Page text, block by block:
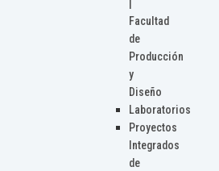
Facultad
de
Producción
y
Diseño
Laboratorios
Proyectos
Integrados
de